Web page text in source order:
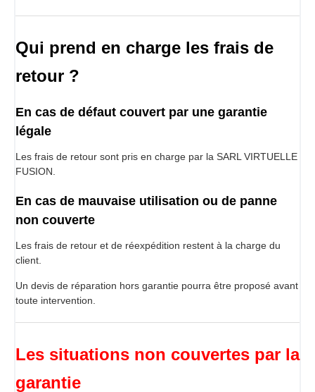
Qui prend en charge les frais de
retour ?
En cas de défaut couvert par une garantie
légale
Les frais de retour sont pris en charge par la SARL VIRTUELLE
FUSION.
En cas de mauvaise utilisation ou de panne
non couverte
Les frais de retour et de réexpédition restent à la charge du
client.
Un devis de réparation hors garantie pourra être proposé avant
toute intervention.
Les situations non couvertes par la
garantie